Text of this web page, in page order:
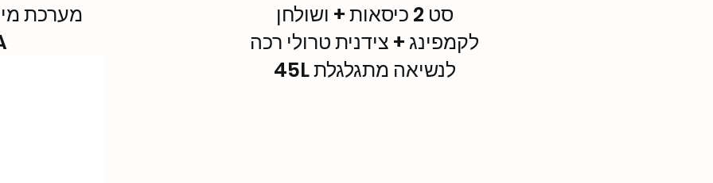
מערכת
סט 2 כיסאות + ושולחן
לקמפינג + צידנית טרולי רכה
45L לנשיאה מתגלגלת